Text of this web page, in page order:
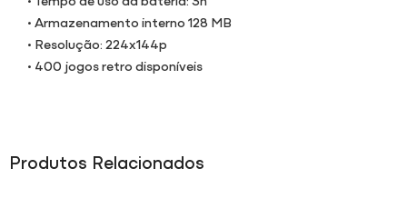
• Armazenamento interno 128 MB
• Resolução: 224x144p
• 400 jogos retro disponíveis
Produtos Relacionados